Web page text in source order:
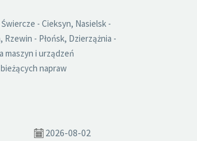
- Cieksyn, Nasielsk -
- Płońsk, Dzierzążnia -
maszyn i urządzeń
napraw
2026-08-02